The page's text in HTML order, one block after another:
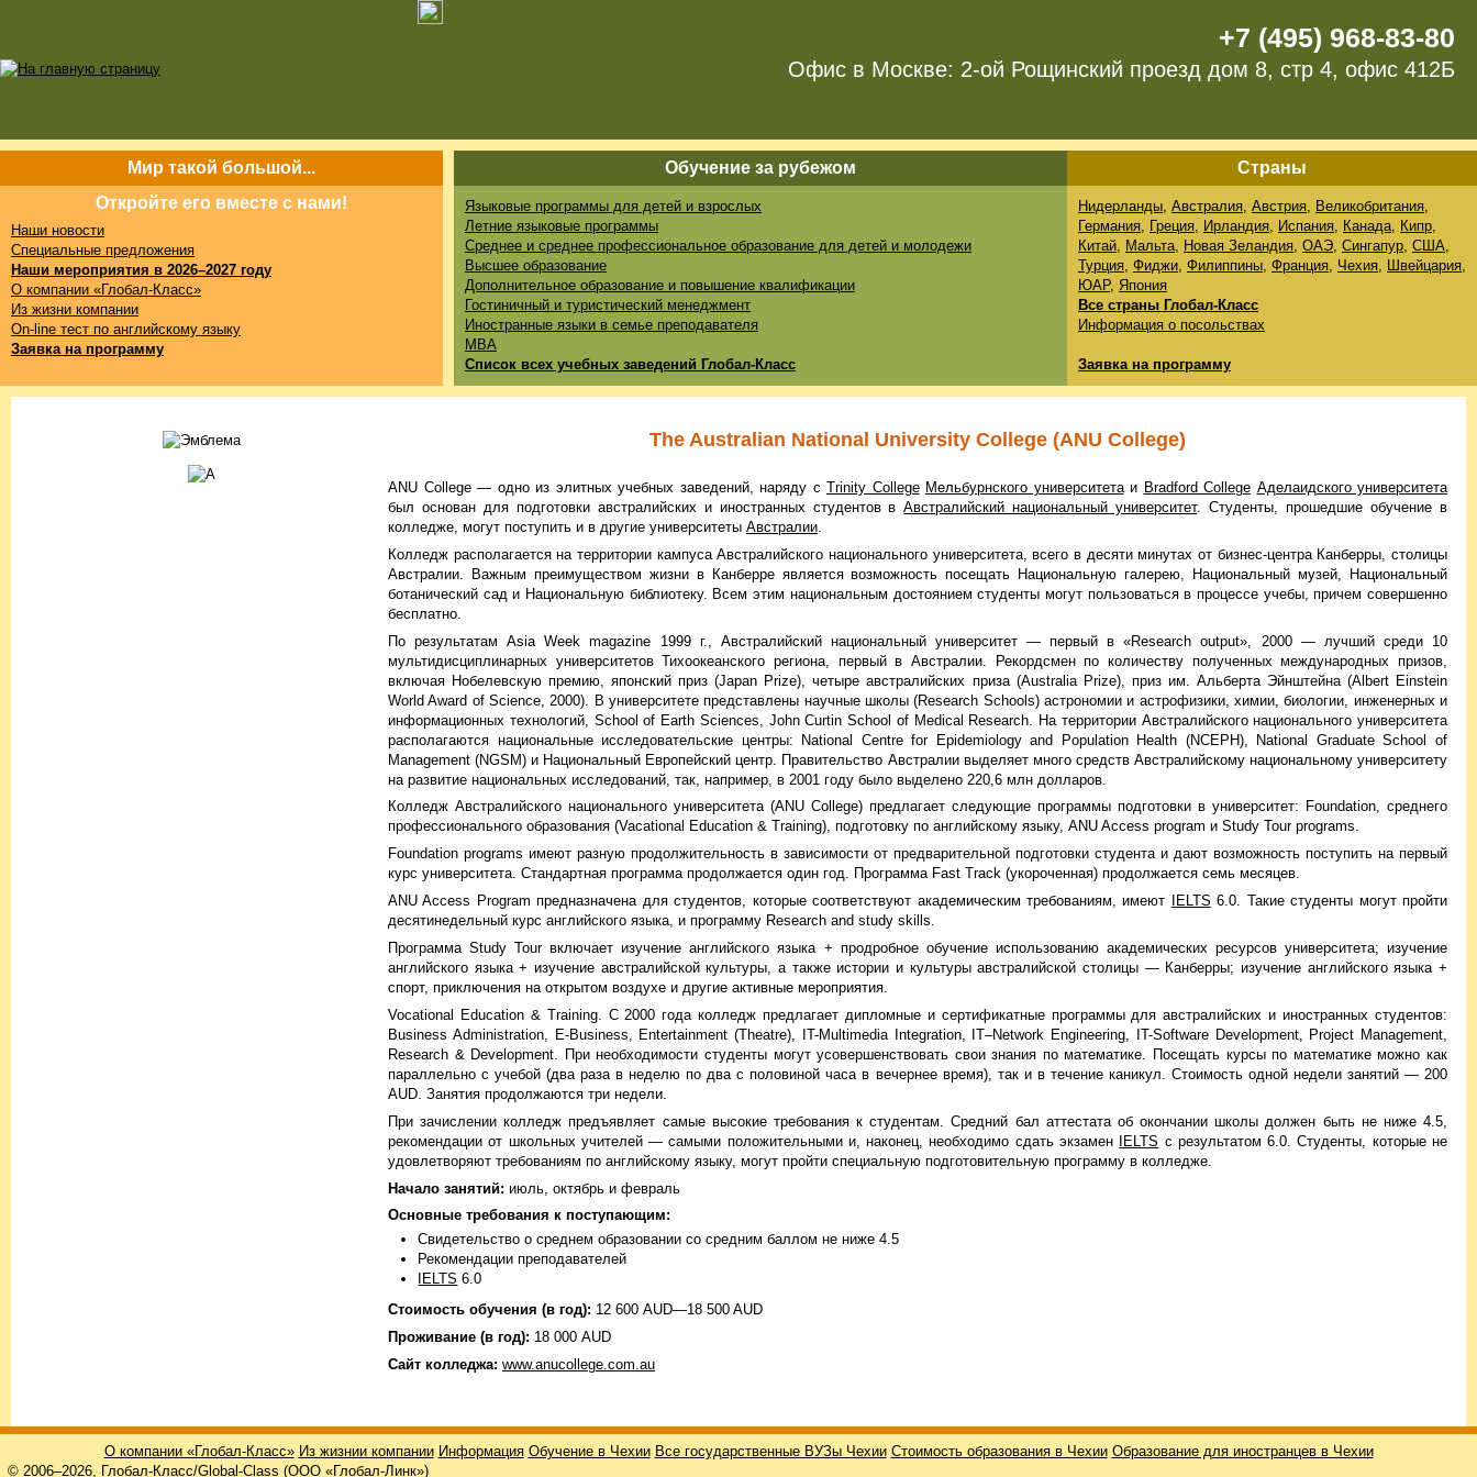
+7 (495) 968-83-80
Офис в Москве: 2-ой Рощинский проезд дом 8, стр 4, офис 412Б
Мир такой большой...
Откройте его вместе с нами!
Наши новости
Специальные предложения
Наши мероприятия в 2026–2027 году
О компании «Глобал-Класс»
Из жизни компании
On-line тест по английскому языку
Заявка на программу
Обучение за рубежом Страны
Языковые программы для детей и взрослых
Летние языковые программы
Среднее и среднее профессиональное образование для детей и молодежи
Высшее образование
Дополнительное образование и повышение квалификации
Гостиничный и туристический менеджмент
Иностранные языки в семье преподавателя
MBA
Список всех учебных заведений Глобал-Класс
Нидерланды, Австралия, Австрия, Великобритания,
Германия, Греция, Ирландия, Испания, Канада, Кипр,
Китай, Мальта, Новая Зеландия, ОАЭ, Сингапур, США,
Турция, Фиджи, Филиппины, Франция, Чехия, Швейцария,
ЮАР, Япония
Все страны Глобал-Класс
Информация о посольствах
Заявка на программу
The Australian National University College (ANU College)
ANU College — одно из элитных учебных заведений, наряду с Trinity College Мельбурнского университетаи Bradford College Аделаидского университета
был основан для подготовки австралийских и иностранных студентов вАвстралийский национальный университет. Студенты, прошедшие обучение в
колледже, могут поступить и в другие университеты Австралии
Колледж располагается на территории кампуса Австралийского национального университета, всего в десяти минутах от бизнес-центра Канберры, столицы
Австралии. Важным преимуществом жизни в Канберре является возможность посещать Национальную галерею, Национальный музей, Национальный
ботанический сад и Национальную библиотеку. Всем этим национальным достоянием студенты могут пользоваться в процессе учебы, причем совершенно
бесплатно.
По результатам Asia Week magazine 1999 г., Австралийский национальный университет — первый в «Research output», 2000 — лучший среди 10
мультидисциплинарных университетов Тихоокеанского региона, первый в Австралии. Рекордсмен по количеству полученных международных призов,
включая Нобелевскую премию, японский приз (Japan Prize), четыре австралийских приза (Australia Prize), приз им. Альберта Эйнштейна (Albert Einstein
World Award of Science, 2000). В университете представлены научные школы (Research Schools) астрономии и астрофизики, химии, биологии, инженерных и
информационных технологий, School of Earth Sciences, John Curtin School of Medical Research. На территории Австралийского национального университета
располагаются национальные исследовательские центры: National Centre for Epidemiology and Population Health (NCEPH), National Graduate School of
Management (NGSM) и Национальный Европейский центр. Правительство Австралии выделяет много средств Австралийскому национальному университету
на развитие национальных исследований, так, например, в 2001 году было выделено 220,6 млн долларов.
Колледж Австралийского национального университета (ANU College) предлагает следующие программы подготовки в университет: Foundation, среднего
профессионального образования (Vacational Education & Training), подготовку по английскому языку, ANU Access program и Study Tour programs.
Foundation programs имеют разную продолжительность в зависимости от предварительной подготовки студента и дают возможность поступить на первый
курс университета. Стандартная программа продолжается один год. Программа Fast Track (укороченная) продолжается семь месяцев.
ANU Access Program предназначена для студентов, которые соответствуют академическим требованиям, имеют
IELTS 6.0. Такие студенты могут пройти
десятинедельный курс английского языка, и программу Research and study skills.
Программа Study Tour включает изучение английского языка + продробное обучение использованию академических ресурсов университета; изучение
английского языка + изучение австралийской культуры, а также истории и культуры австралийской столицы — Канберры; изучение английского языка +
спорт, приключения на открытом воздухе и другие активные мероприятия.
Vocational Education & Training. С 2000 года колледж предлагает дипломные и сертификатные программы для австралийских и иностранных студентов:
Business Administration, E-Business, Entertainment (Theatre), IT-Multimedia Integration, IT–Network Engineering, IT-Software Development, Project Management,
Research & Development. При необходимости студенты могут усовершенствовать свои знания по математике. Посещать курсы по математике можно как
параллельно с учебой (два раза в неделю по два с половиной часа в вечернее время), так и в течение каникул. Стоимость одной недели занятий — 200
AUD. Занятия продолжаются три недели.
При зачислении колледж предъявляет самые высокие требования к студентам. Средний бал аттестата об окончании школы должен быть не ниже 4.5,
рекомендации от школьных учителей — самыми положительными и, наконец, необходимо сдать экзамен IELTS с результатом 6.0. Студенты, которые не
удовлетворяют требованиям по английскому языку, могут пройти специальную подготовительную программу в колледже.
Начало занятий: июль, октябрь и февраль
Основные требования к поступающим:
Свидетельство о среднем образовании со средним баллом не ниже 4.5
Рекомендации преподавателей
IELTS 6.0
Стоимость обучения (в год): 12 600 AUD—18 500 AUD
Проживание (в год): 18 000 AUD
Cайт колледжа: www.anucollege.com.au
О компании «Глобал-Класс» Из жизнии компании Информация Обучение в Чехии Все государственные ВУЗы Чехии Стоимость образования в Чехии Образование для иностранцев в Чехии
© 2006–2026, Глобал-Класс/Global-Class (ООО «Глобал-Линк»)